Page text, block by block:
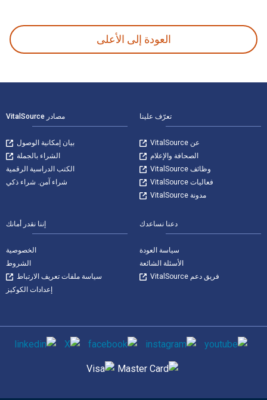
العودة إلى الأعلى
تعرّف علينا
عن VitalSource
الصحافة والإعلام
وظائف VitalSource
فعاليات VitalSource
مدونة VitalSource
مصادر VitalSource
بيان إمكانية الوصول
الشراء بالجملة
الكتب الدراسية الرقمية
شراء آمن. شراء ذكي
دعنا نساعدك
سياسة العودة
الأسئلة الشائعة
فريق دعم VitalSource
إننا نقدر أمانك
الخصوصية
الشروط
سياسة ملفات تعريف الارتباط
إعدادات الكوكيز
وسائل التواصل الاجتماعي